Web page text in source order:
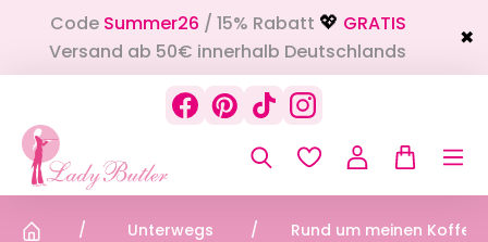
springen
CodeSummer26 / 15% Rabatt 💖 GRATIS
Versand ab 50€ innerhalb Deutschlands
✖
Unterwegs Rund um meinen Koffer